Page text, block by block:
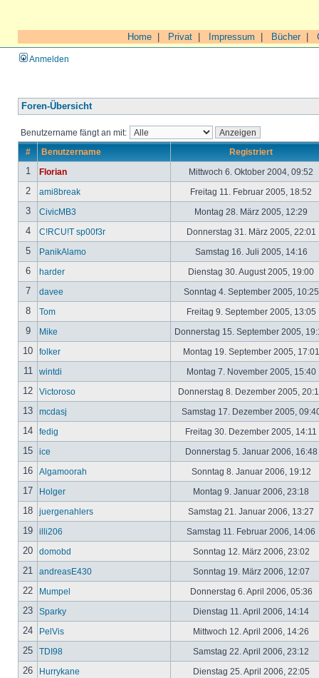
Home Privat Impressum Bücher|
Anmelden
Foren-Übersicht
Benutzername fängt an mit:
# Benutzername Registriert
1 Florian Mittwoch 6. Oktober 2004, 09:52
2 ami8break Freitag 11. Februar 2005, 18:52
3 CivicMB3 Montag 28. März 2005, 12:29
4 C!RCU!T sp00f3r Donnerstag 31. März 2005, 22:01
5 PanikAlamo Samstag 16. Juli 2005, 14:16
6 harder Dienstag 30. August 2005, 19:00
7 davee Sonntag 4. September 2005,
8 Tom Freitag 9. September 2005, 13:05
9 Mike Donnerstag 15. September 2005,
10 folker Montag 19. September 2005,
11 wintdi Montag 7. November 2005, 15:40
12 Victoroso Donnerstag 8. Dezember 2005,
13 mcdasj Samstag 17. Dezember 2005,
14 fedig Freitag 30. Dezember 2005, 14:11
15 ice Donnerstag 5. Januar 2006, 16:48
16 Algamoorah Sonntag 8. Januar 2006, 19:12
17 Holger Montag 9. Januar 2006, 23:18
18 juergenahlers Samstag 21. Januar 2006, 13:27
19 illi206 Samstag 11. Februar 2006, 14:06
20 domobd Sonntag 12. März 2006, 23:02
21 andreasE430 Sonntag 19. März 2006, 12:07
22 Mumpel Donnerstag 6. April 2006, 05:36
23 Sparky Dienstag 11. April 2006, 14:14
24 PelVis Mittwoch 12. April 2006, 14:26
25 TDI98 Samstag 22. April 2006, 23:12
26 Hurrykane Dienstag 25. April 2006, 22:05